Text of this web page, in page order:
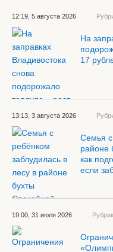
12:19, 5 августа 2026
На
17
13:13, 3 августа 2026
Семья с
районе
как
если
19:00, 31 июля 2026